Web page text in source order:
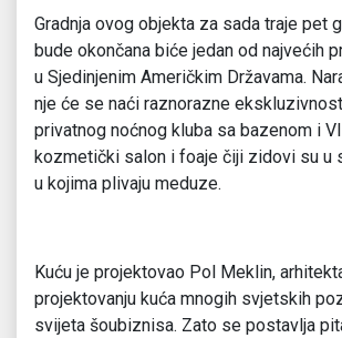
Gradnja ovog objekta za sada traje pet
bude okončana biće jedan od najvećih
u Sjedinjenim Američkim Državama.
nje će se naći raznorazne
privatnog noćnog kluba sa bazenom i
kozmetički salon i foaje čiji zidovi su u
u kojima plivaju meduze.
Kuću je projektovao Pol Meklin,
projektovanju kuća mnogih svjetskih
svijeta šoubiznisa. Zato se postavlja